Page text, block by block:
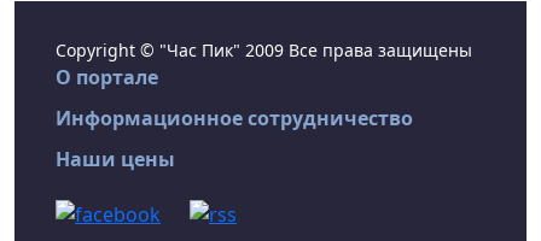
Copyright © "Час Пик" 2009 Все права защищены
О портале
Информационное сотрудничество
Наши цены